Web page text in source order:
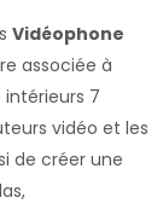
Vidéophone
associée à
7
vidéo et les
de créer une